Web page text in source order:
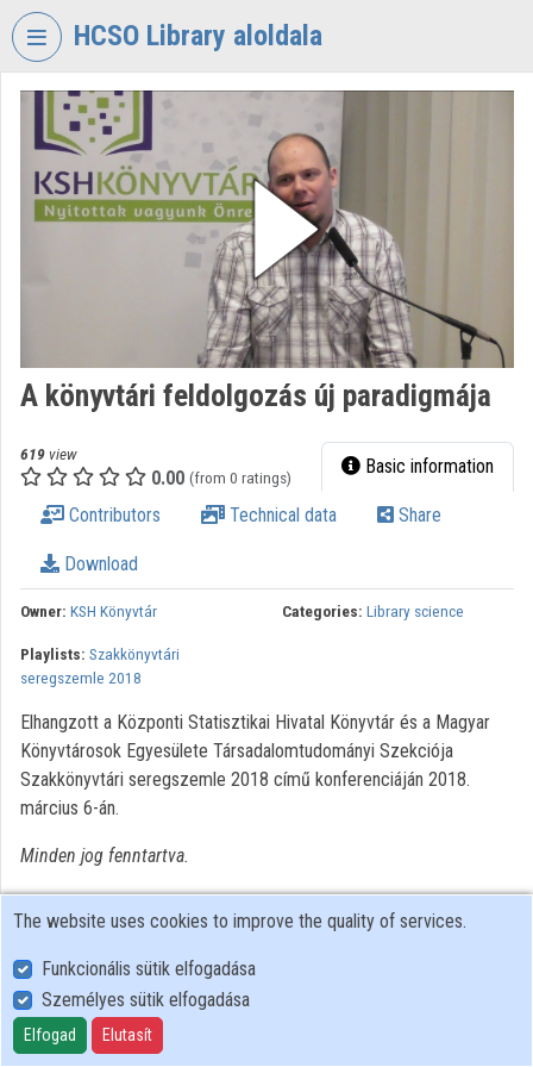
Skip header
HCSO Library aloldala
VIDEO TORIUM
HUNGARIAN
CENTRAL
STATISTICAL
Categories
Organization playlists
A könyvtári feldolgozás új paradigmája
619 view
0.00 (from 0 ratings) Basic information
Contributors Technical data Share
Download
Owner: KSH Könyvtár Categories: Library science
Playlists: Szakkönyvtári
seregszemle 2018
Elhangzott a Központi Statisztikai Hivatal Könyvtár és a Magyar
Könyvtárosok Egyesülete Társadalomtudományi Szekciója
Szakkönyvtári seregszemle 2018 című konferenciáján 2018.
március 6-án.
Minden jog fenntartva.
User Policy
Adatkezelési tájékoztató (en)
Cookie Policy
The website uses cookies to improve the quality of services.
Funkcionális sütik elfogadása
Személyes sütik elfogadása
Elfogad Elutasít